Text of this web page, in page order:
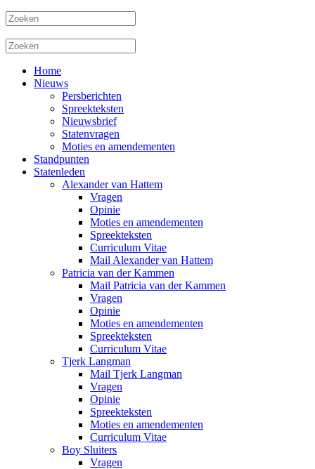
Home
Nieuws
Persberichten
Spreekteksten
Nieuwsbrief
Statenvragen
Moties en amendementen
Standpunten
Statenleden
Alexander van Hattem
Vragen
Opinie
Moties en amendementen
Spreekteksten
Curriculum Vitae
Mail Alexander van Hattem
Patricia van der Kammen
Mail Patricia van der Kammen
Vragen
Opinie
Moties en amendementen
Spreekteksten
Curriculum Vitae
Tjerk Langman
Mail Tjerk Langman
Vragen
Opinie
Spreekteksten
Moties en amendementen
Curriculum Vitae
Boy Sluiters
Vragen